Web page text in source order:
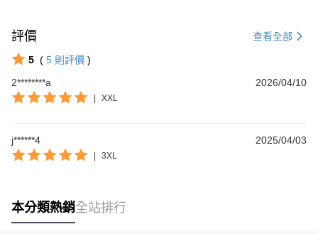
評價 查看全部
5 ( 5 則評價 )
2********a
2026/04/10
XXL
j******4 2025/04/03
3XL
本分類熱銷全站排行